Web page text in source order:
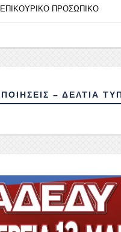
ΕΠΙΚΟΥΡΙΚΟ ΠΡΟΣΩΠΙΚΟ
– ΔΕΛΤΙΑ